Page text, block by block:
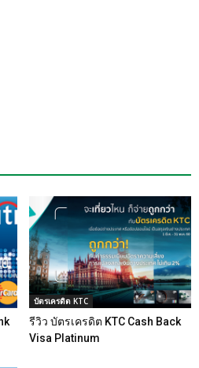
บัตรเครดิต KTC
รีวิว บัตรเครดิต KTC Cash Back
Visa Platinum